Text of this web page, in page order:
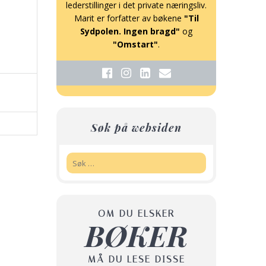
lederstillinger i det private næringsliv.
Marit er forfatter av bøkene "Til
Sydpolen. Ingen bragd" og
"Omstart".
Søk på websiden
OM DU ELSKER
BØKER
MÅ DU LESE DISSE